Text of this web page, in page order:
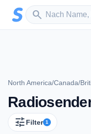
Zum Hauptinhalt springen
search
Sender suchen
North America/Canada/
tune Filter 1